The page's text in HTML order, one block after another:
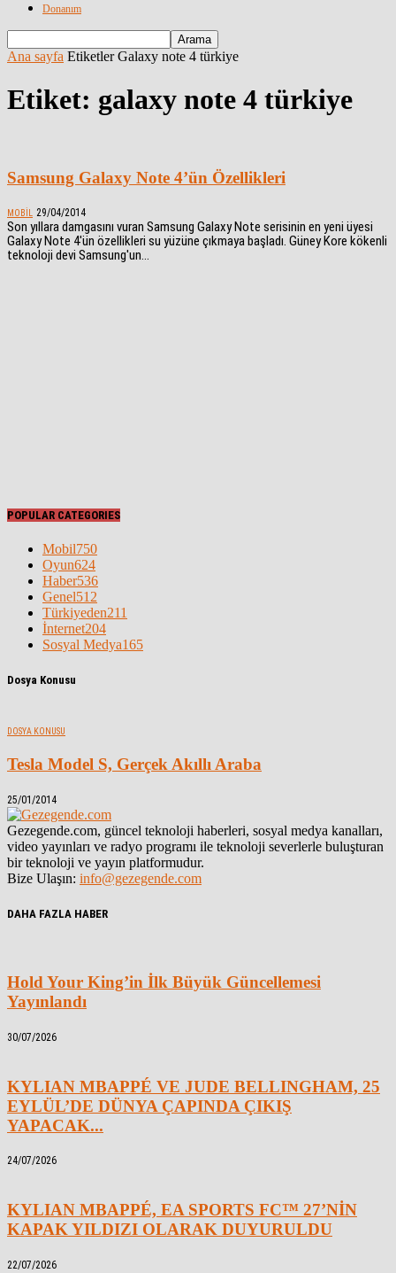
Donanım
Ana sayfa Etiketler Galaxy note 4 türkiye
Etiket: galaxy note 4 türkiye
Samsung Galaxy Note 4’ün Özellikleri
MOBIL 29/04/2014
Son yıllara damgasını vuran Samsung Galaxy Note serisinin en yeni üyesi
Galaxy Note 4'ün özellikleri su yüzüne çıkmaya başladı. Güney Kore kökenli
teknoloji devi Samsung'un...
POPULAR CATEGORIES
Mobil750
Oyun624
Haber536
Genel512
Türkiyeden211
İnternet204
Sosyal Medya165
Dosya Konusu
DOSYA KONUSU
Tesla Model S, Gerçek Akıllı Araba
25/01/2014
Gezegende.com, güncel teknoloji haberleri, sosyal medya kanalları,
video yayınları ve radyo programı ile teknoloji severlerle buluşturan
bir teknoloji ve yayın platformudur.
Bize Ulaşın: info@gezegende.com
DAHA FAZLA HABER
Hold Your King’in İlk Büyük Güncellemesi
Yayınlandı
30/07/2026
KYLIAN MBAPPÉ VE JUDE BELLINGHAM, 25
EYLÜL’DE DÜNYA ÇAPINDA ÇIKIŞ
YAPACAK...
24/07/2026
KYLIAN MBAPPÉ, EA SPORTS FC™ 27’NİN
KAPAK YILDIZI OLARAK DUYURULDU
22/07/2026